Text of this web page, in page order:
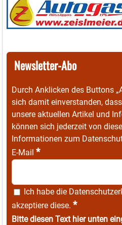
Newsletter-Abo
Durch Anklicken des Buttons
sich damit einverstanden,
unsere aktuellen Artikel und
können sich jederzeit von
Informationen zum
E-Mail *
Ich habe die
akzeptiere diese. *
Bitte diesen Text hier unten